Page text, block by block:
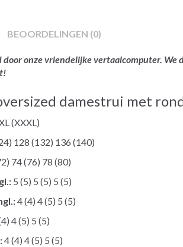
BEOORDELINGEN (0)
onze vriendelijke vertaalcomputer. We
damestrui met
(XXXL)
128 (132) 136 (140)
74 (76) 78 (80)
5 (5) 5 (5) 5 (5)
4 (4) 4 (5) 5 (5)
4 (5) 5 (5)
4 (4) 4 (5) 5 (5)